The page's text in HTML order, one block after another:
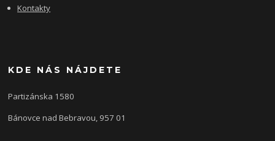
Kontakty
KDE NÁS NÁJDETE
Partizánska 1580
Bánovce nad Bebravou, 957 01